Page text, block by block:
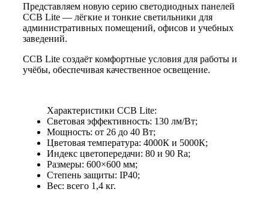
Представляем новую серию светодиодных панелей
ССВ Lite — лёгкие и тонкие светильники для
административных помещений, офисов и учебных
заведений.
ССВ Lite создаёт комфортные условия для работы и
учёбы, обеспечивая качественное освещение.
Характеристики ССВ Lite:
Световая эффективность: 130 лм/Вт;
Мощность: от 26 до 40 Вт;
Цветовая температура: 4000К и 5000К;
Индекс цветопередачи: 80 и 90 Ra;
Размеры: 600×600 мм;
Степень защиты: IP40;
Вес: всего 1,4 кг.